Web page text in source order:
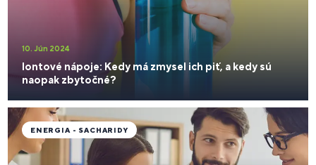
10. Jún 2024
Iontové nápoje: Kedy má zmysel ich piť, a kedy sú
naopak zbytočné?
ENERGIA - SACHARIDY